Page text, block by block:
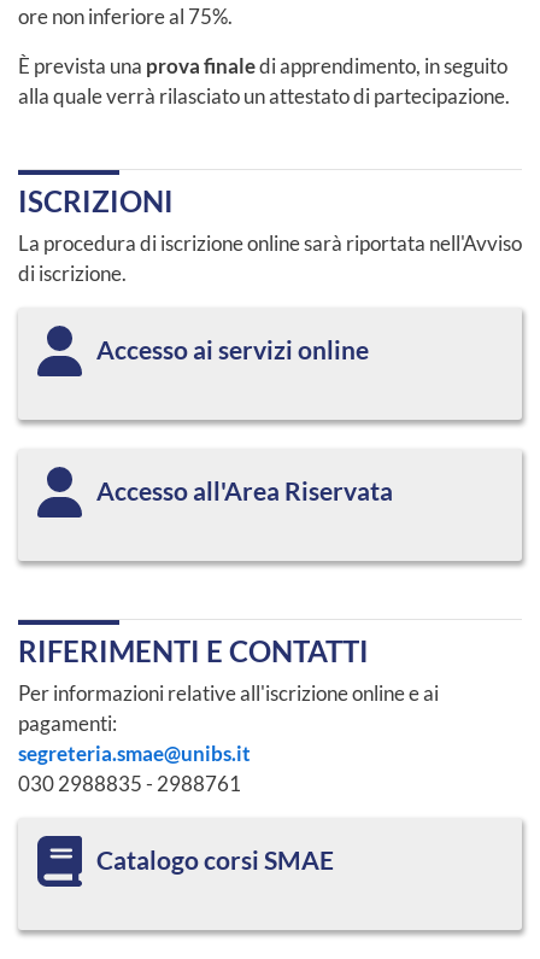
ore non inferiore al 75%.
È prevista una prova finaledi apprendimento, in seguito
alla quale verrà rilasciato un attestato di partecipazione.
ISCRIZIONI
La procedura di iscrizione online sarà riportata nell'Avviso
di iscrizione.
Accesso ai servizi online
Accesso all'Area Riservata
RIFERIMENTI E CONTATTI
Per informazioni relative all'iscrizione online e ai
pagamenti:
segreteria.smae@unibs.it
030 2988835 - 2988761
Catalogo corsi SMAE